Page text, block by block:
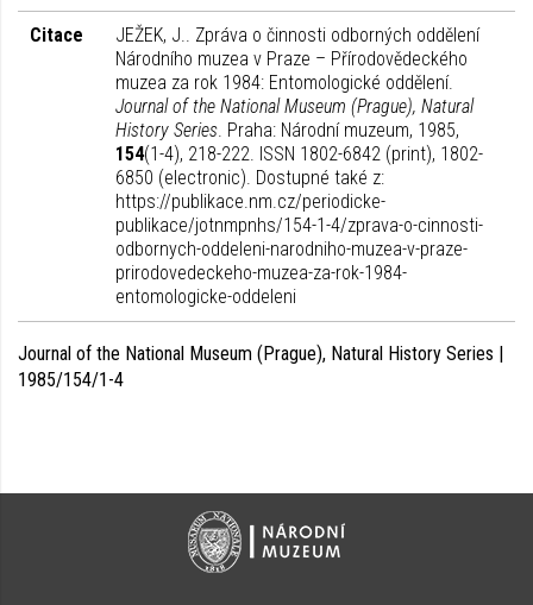
Citace
JEŽEK, J.. Zpráva o činnosti odborných oddělení
Národního muzea v Praze – Přírodovědeckého
muzea za rok 1984: Entomologické oddělení.
Journal of the National Museum (Prague), Natural
History Series. Praha: Národní muzeum, 1985,
154(1-4), 218-222. ISSN 1802-6842 (print), 1802-
6850 (electronic). Dostupné také z:
https://publikace.nm.cz/periodicke-
publikace/jotnmpnhs/154-1-4/zprava-o-cinnosti-
odbornych-oddeleni-narodniho-muzea-v-praze-
prirodovedeckeho-muzea-za-rok-1984-
entomologicke-oddeleni
Journal of the National Museum (Prague), Natural History Series |
1985/154/1-4